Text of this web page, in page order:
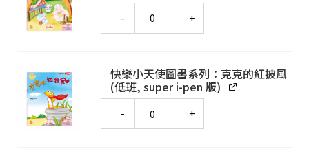
快樂小天使圖書系列：克克的紅披風
(低班, super i-pen 版)